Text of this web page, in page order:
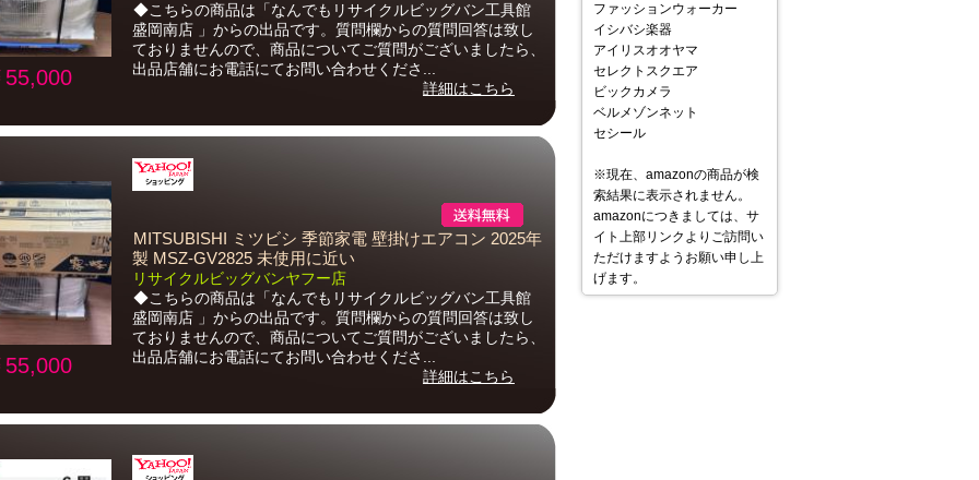
55,000
◆こちらの商品は「なんでもリサイクルビッグバン工具館
盛岡南店 」からの出品です。質問欄からの質問回答は致し
ておりませんので、商品についてご質問がございましたら、
出品店舗にお電話にてお問い合わせくださ...
詳細はこちら
55,000
MITSUBISHI ミツビシ 季節家電 壁掛けエアコン 2025年
製 MSZ-GV2825 未使用に近い
リサイクルビッグバンヤフー店
◆こちらの商品は「なんでもリサイクルビッグバン工具館
盛岡南店 」からの出品です。質問欄からの質問回答は致し
ておりませんので、商品についてご質問がございましたら、
出品店舗にお電話にてお問い合わせくださ...
詳細はこちら
ファッションウォーカー
イシバシ楽器
アイリスオオヤマ
セレクトスクエア
ビックカメラ
ベルメゾンネット
セシール
※現在、amazonの商品が検
索結果に表示されません。
amazonにつきましては、サ
イト上部リンクよりご訪問い
ただけますようお願い申し上
げます。